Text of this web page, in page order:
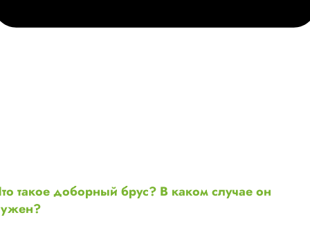
такое доборный брус? В каком случае он